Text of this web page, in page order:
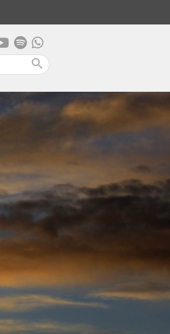
search